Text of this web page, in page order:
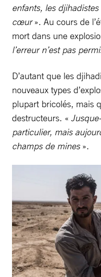
enfants, les
cœur». Au cours de
mort dans une
l’erreur n’est pas
D’autant que les
nouveaux types
plupart bricolés, mais
destructeurs. «
particulier, mais
champs de mines».